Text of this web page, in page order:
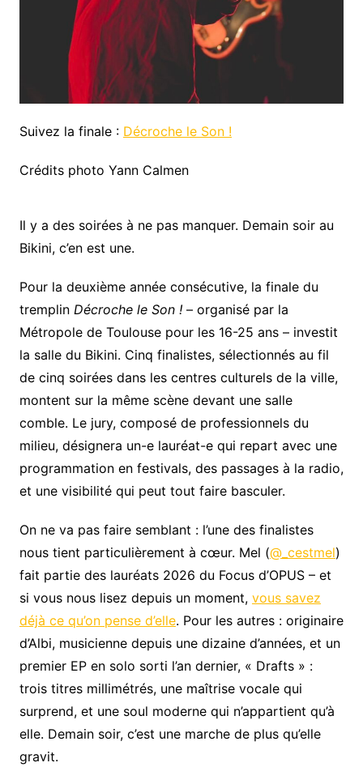
Suivez la finale : Décroche le Son !
Crédits photo Yann Calmen
Il y a des soirées à ne pas manquer. Demain soir au
Bikini, c’en est une.
Pour la deuxième année consécutive, la finale du
tremplin Décroche le Son !– organisé par la
Métropole de Toulouse pour les 16-25 ans – investit
la salle du Bikini. Cinq finalistes, sélectionnés au fil
de cinq soirées dans les centres culturels de la ville,
montent sur la même scène devant une salle
comble. Le jury, composé de professionnels du
milieu, désignera un-e lauréat-e qui repart avec une
programmation en festivals, des passages à la radio,
et une visibilité qui peut tout faire basculer.
On ne va pas faire semblant : l’une des finalistes
nous tient particulièrement à cœur. Mel (@_cestmel)
fait partie des lauréats 2026 du Focus d’OPUS – et
si vous nous lisez depuis un moment, vous savez
déjà ce qu’on pense d’elle. Pour les autres : originaire
d’Albi, musicienne depuis une dizaine d’années, et un
premier EP en solo sorti l’an dernier, « Drafts » :
trois titres millimétrés, une maîtrise vocale qui
surprend, et une soul moderne qui n’appartient qu’à
elle. Demain soir, c’est une marche de plus qu’elle
gravit.